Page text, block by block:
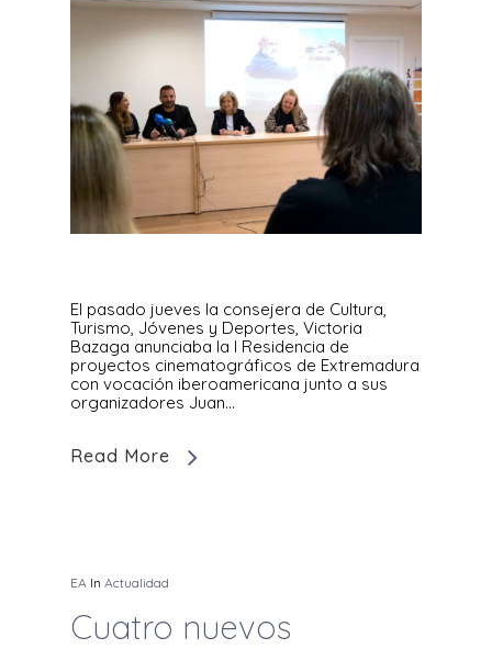
El pasado jueves la consejera de Cultura,
Turismo, Jóvenes y Deportes, Victoria
Bazaga anunciaba la I Residencia de
proyectos cinematográficos de Extremadura
con vocación iberoamericana junto a sus
organizadores Juan…
Read More
EA In Actualidad
Cuatro nuevos